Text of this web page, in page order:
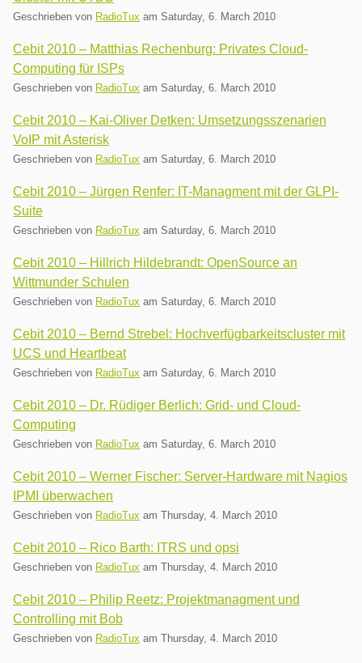
Geschrieben von RadioTux am Saturday, 6. March 2010
Cebit 2010 – Matthias Rechenburg: Privates Cloud-
Computing für ISPs
Geschrieben von RadioTux am Saturday, 6. March 2010
Cebit 2010 – Kai-Oliver Detken: Umsetzungsszenarien
VoIP mit Asterisk
Geschrieben von RadioTux am Saturday, 6. March 2010
Cebit 2010 – Jürgen Renfer: IT-Managment mit der GLPI-
Suite
Geschrieben von RadioTux am Saturday, 6. March 2010
Cebit 2010 – Hillrich Hildebrandt: OpenSource an
Wittmunder Schulen
Geschrieben von RadioTux am Saturday, 6. March 2010
Cebit 2010 – Bernd Strebel: Hochverfügbarkeitscluster mit
UCS und Heartbeat
Geschrieben von RadioTux am Saturday, 6. March 2010
Cebit 2010 – Dr. Rüdiger Berlich: Grid- und Cloud-
Computing
Geschrieben von RadioTux am Saturday, 6. March 2010
Cebit 2010 – Werner Fischer: Server-Hardware mit Nagios
IPMI überwachen
Geschrieben von RadioTux am Thursday, 4. March 2010
Cebit 2010 – Rico Barth: ITRS und opsi
Geschrieben von RadioTux am Thursday, 4. March 2010
Cebit 2010 – Philip Reetz: Projektmanagment und
Controlling mit Bob
Geschrieben von RadioTux am Thursday, 4. March 2010